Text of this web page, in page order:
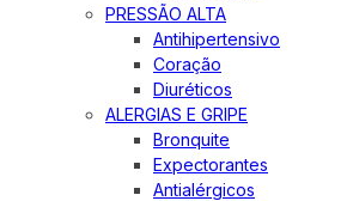
PRESSÃO ALTA
Antihipertensivo
Coração
Diuréticos
ALERGIAS E GRIPE
Bronquite
Expectorantes
Antialérgicos